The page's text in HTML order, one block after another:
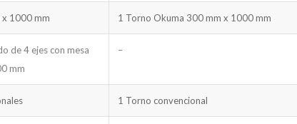
x 1000 mm 1 Torno Okuma 300 mm x 1000 mm
de 4 ejes con mesa
mm
–
1 Torno convencional